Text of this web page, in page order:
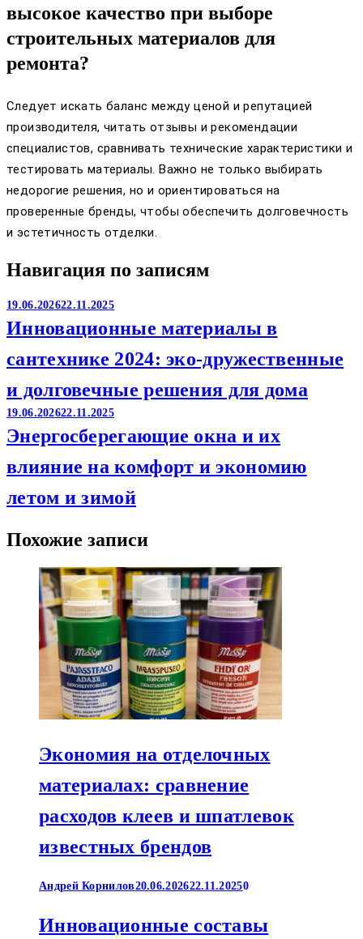
высокое качество при выборе
строительных материалов для
ремонта?
Следует искать баланс между ценой и репутацией
производителя, читать отзывы и рекомендации
специалистов, сравнивать технические характеристики и
тестировать материалы. Важно не только выбирать
недорогие решения, но и ориентироваться на
проверенные бренды, чтобы обеспечить долговечность
и эстетичность отделки.
Навигация по записям
19.06.202622.11.2025
Инновационные материалы в
сантехнике 2024: эко-дружественные
и долговечные решения для дома
19.06.202622.11.2025
Энергосберегающие окна и их
влияние на комфорт и экономию
летом и зимой
Похожие записи
Экономия на отделочных
материалах: сравнение
расходов клеев и шпатлевок
известных брендов
Андрей Корнилов20.06.202622.11.20250
Инновационные составы